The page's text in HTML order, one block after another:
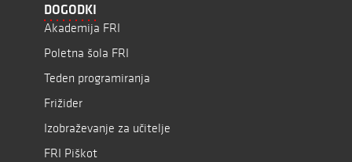
DOGODKI
Akademija FRI
Poletna šola FRI
Teden programiranja
Frižider
Izobraževanje za učitelje
FRI Piškot